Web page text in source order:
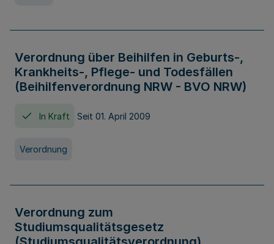
Verordnung über Beihilfen in Geburts-,
Krankheits-, Pflege- und Todesfällen
(Beihilfenverordnung NRW - BVO NRW)
In Kraft Seit 01. April 2009
Verordnung
Verordnung zum
Studiumsqualitätsgesetz